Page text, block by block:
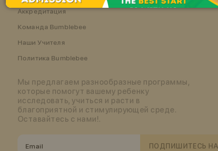
Мы предлагаем разнообразные программы,
которые помогут вашему ребенку
исследовать, учиться и расти в
благоприятной и стимулирующей среде.
Оставайтесь с нами!.
ПОДПИШИТЕСЬ
Аккредитация
Команда Bumblebee
Наши Учителя
Политика Bumblebee